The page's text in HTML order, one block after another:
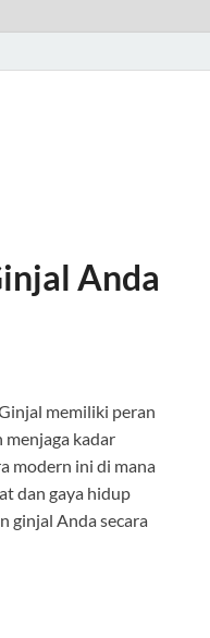
Anda
memiliki peran
menjaga kadar
modern ini di mana
dan gaya hidup
ginjal Anda secara